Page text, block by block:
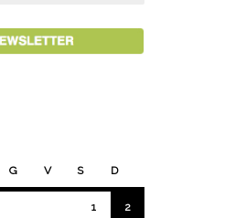
G V S D
1 2